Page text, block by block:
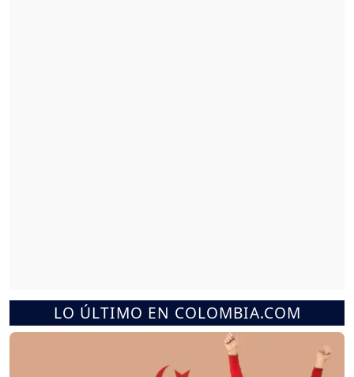
LO ÚLTIMO EN COLOMBIA.COM